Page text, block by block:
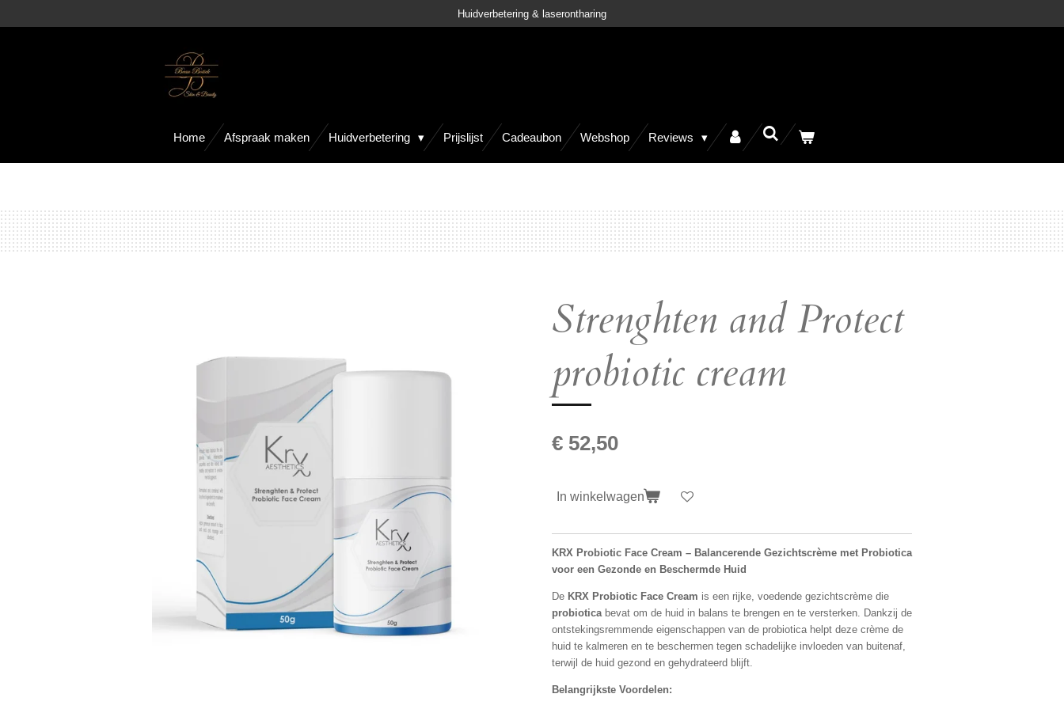
Huidverbetering & laserontharing
Home Afspraak maken Huidverbetering Prijslijst Cadeaubon Webshop Reviews
Strenghten and Protect
probiotic cream
€ 52,50
In winkelwagen
KRX Probiotic Face Cream – Balancerende Gezichtscrème met Probiotica
voor een Gezonde en Beschermde Huid
De KRX Probiotic Face Cream is een rijke, voedende gezichtscrème die
probiotica bevat om de huid in balans te brengen en te versterken. Dankzij de
ontstekingsremmende eigenschappen van de probiotica helpt deze crème de
huid te kalmeren en te beschermen tegen schadelijke invloeden van buitenaf,
terwijl de huid gezond en gehydrateerd blijft.
Belangrijkste Voordelen: